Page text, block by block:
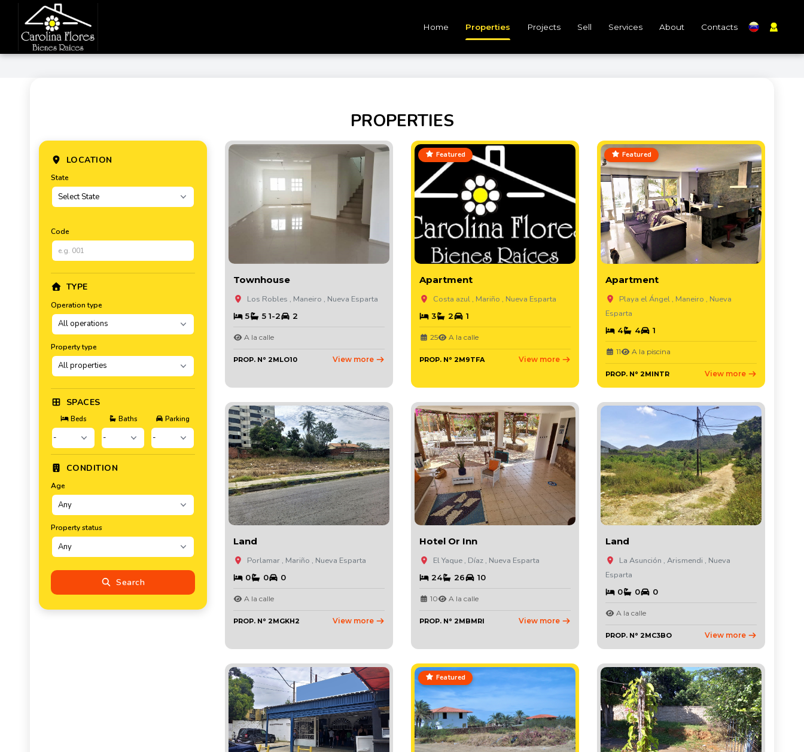
Home Properties Projects Sell Services About Contacts
PROPERTIES
LOCATION
State
Code
TYPE
Operation type
Property type
SPACES
Beds Baths Parking
CONDITION
Age
Property status
Search
Townhouse
Los Robles , Maneiro , Nueva Esparta
5 5 1-2 2
A la calle
PROP. N° 2MLO10 View more
Featured
Apartment
Costa azul , Mariño , Nueva Esparta
3 2 1
25 A la calle
PROP. N° 2M9TFA View more
Featured
Apartment
Playa el Ángel , Maneiro , Nueva
Esparta
4 4 1
11 A la piscina
PROP. N° 2MINTR View more
Land
Porlamar , Mariño , Nueva Esparta
0 0 0
A la calle
PROP. N° 2MGKH2 View more
Hotel Or Inn
El Yaque , Díaz , Nueva Esparta
24 26 10
10 A la calle
PROP. N° 2MBMRI View more
Land
La Asunción , Arismendi , Nueva
Esparta
0 0 0
A la calle
PROP. N° 2MC3BO View more
Featured